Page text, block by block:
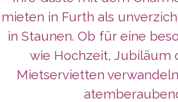
mieten in Furth als
in Staunen. Ob für eine
wie Hochzeit, Jubiläum
Mietservietten